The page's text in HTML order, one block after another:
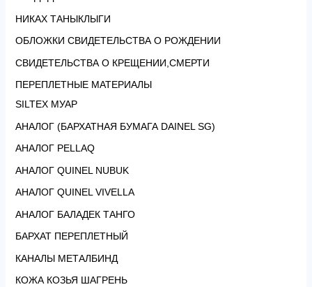
НИКАХ ТАНЫКЛЫГИ
ОБЛОЖКИ СВИДЕТЕЛЬСТВА О РОЖДЕНИИ
СВИДЕТЕЛЬСТВА О КРЕЩЕНИИ,СМЕРТИ
ПЕРЕПЛЕТНЫЕ МАТЕРИАЛЫ
SILTEX МУАР
АНАЛОГ (БАРХАТНАЯ БУМАГА DAINEL SG)
АНАЛОГ PELLAQ
АНАЛОГ QUINEL NUBUK
АНАЛОГ QUINEL VIVELLA
АНАЛОГ БАЛАДЕК ТАНГО
БАРХАТ ПЕРЕПЛЕТНЫЙ
КАНАЛЫ МЕТАЛБИНД
КОЖА КОЗЬЯ ШАГРЕНЬ